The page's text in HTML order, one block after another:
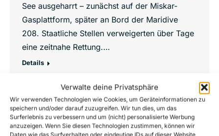
Verwalte deine Privatsphäre
Wir verwenden Technologien wie Cookies, um Geräteinformationen zu
speichern und/oder darauf zuzugreifen. Wir tun dies, um das
Surferlebnis zu verbessern und um (nicht) personalisierte Werbung
anzuzeigen. Wenn Sie diesen Technologien zustimmen, können wir
Daten wie das Surfverhalten oder eindeutige IDs auf dieser Website
See ausgeharrt – zunächst auf der Miskar-
Gasplattform, später an Bord der Maridive
208. Staatliche Stellen verweigerten über Tage
eine zeitnahe Rettung.…
Details
Sep.
8